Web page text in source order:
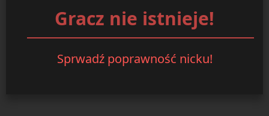
Gracz nie istnieje!
Sprwadź poprawność nicku!